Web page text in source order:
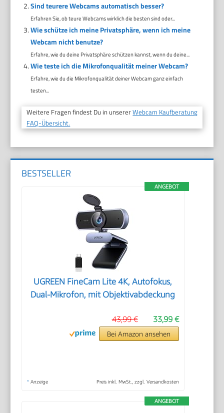
Sind teurere Webcams automatisch besser?
Erfahren Sie, ob teure Webcams wirklich die besten sind oder...
Wie schütze ich meine Privatsphäre, wenn ich meine
Webcam nicht benutze?
Erfahre, wie du deine Privatsphäre schützen kannst, wenn du deine...
Wie teste ich die Mikrofonqualität meiner Webcam?
Erfahre, wie du die Mikrofonqualität deiner Webcam ganz einfach
testen...
Weitere Fragen findest Du in unsererWebcam Kaufberatung
FAQ-Übersicht.
BESTSELLER
ANGEBOT
UGREEN FineCam Lite 4K, Autofokus,
Dual-Mikrofon, mit Objektivabdeckung
33,99 €
43,99 €
Bei Amazon ansehen
* Anzeige Preis inkl. MwSt., zzgl. Versandkosten
ANGEBOT